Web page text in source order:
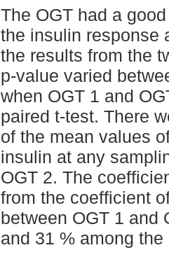
The OGT had a
the insulin response
the results from the
p-value varied
when OGT 1 and
paired t-test. There
of the mean values
insulin at any
OGT 2. The
from the coefficient
between OGT 1 and
and 31 % among